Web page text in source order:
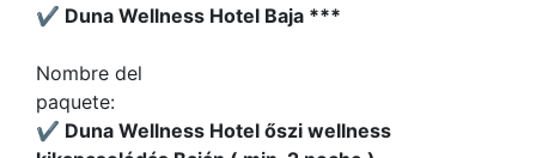
✔️ Duna Wellness Hotel Baja ***
Nombre del
paquete:
✔️ Duna Wellness Hotel őszi wellness